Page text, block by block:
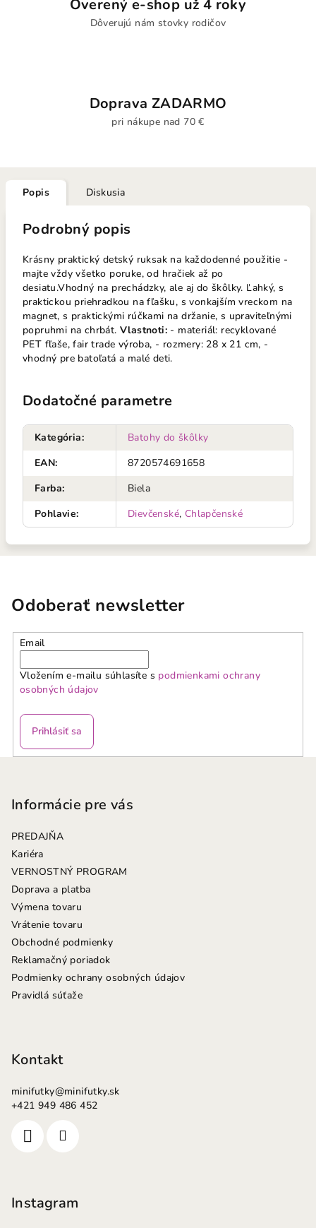
Overený e-shop už 4 roky
Dôverujú nám stovky rodičov
Doprava ZADARMO
pri nákupe nad 70 €
Popis Diskusia
Podrobný popis
Krásny praktický detský ruksak na každodenné použitie -
majte vždy všetko poruke, od hračiek až po
desiatu.Vhodný na prechádzky, ale aj do škôlky. Ľahký, s
praktickou priehradkou na fľašku, s vonkajším vreckom na
magnet, s praktickými rúčkami na držanie, s upraviteľnými
popruhmi na chrbát. Vlastnoti: - materiál: recyklované
PET fľaše, fair trade výroba, - rozmery: 28 x 21 cm, -
vhodný pre batoľatá a malé deti.
Dodatočné parametre
Kategória:
Batohy do škôlky
EAN:
8720574691658
Farba:
Biela
Pohlavie: Dievčenské, Chlapčenské
Odoberať newsletter
Email
Vložením e-mailu súhlasíte s podmienkami ochrany
osobných údajov
Prihlásiť sa
Informácie pre vás
PREDAJŇA
Kariéra
VERNOSTNÝ PROGRAM
Doprava a platba
Výmena tovaru
Vrátenie tovaru
Obchodné podmienky
Reklamačný poriadok
Podmienky ochrany osobných údajov
Pravidlá súťaže
Kontakt
minifutky@minifutky.sk
+421 949 486 452
Instagram